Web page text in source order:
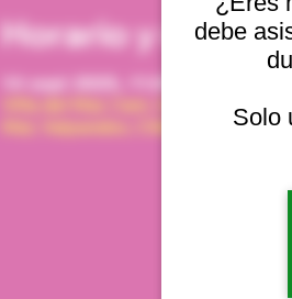
debe
Solo
Horario y
14 sept 2025, 11:00 a. m. –
Viña del Mar, Cam. Internacional